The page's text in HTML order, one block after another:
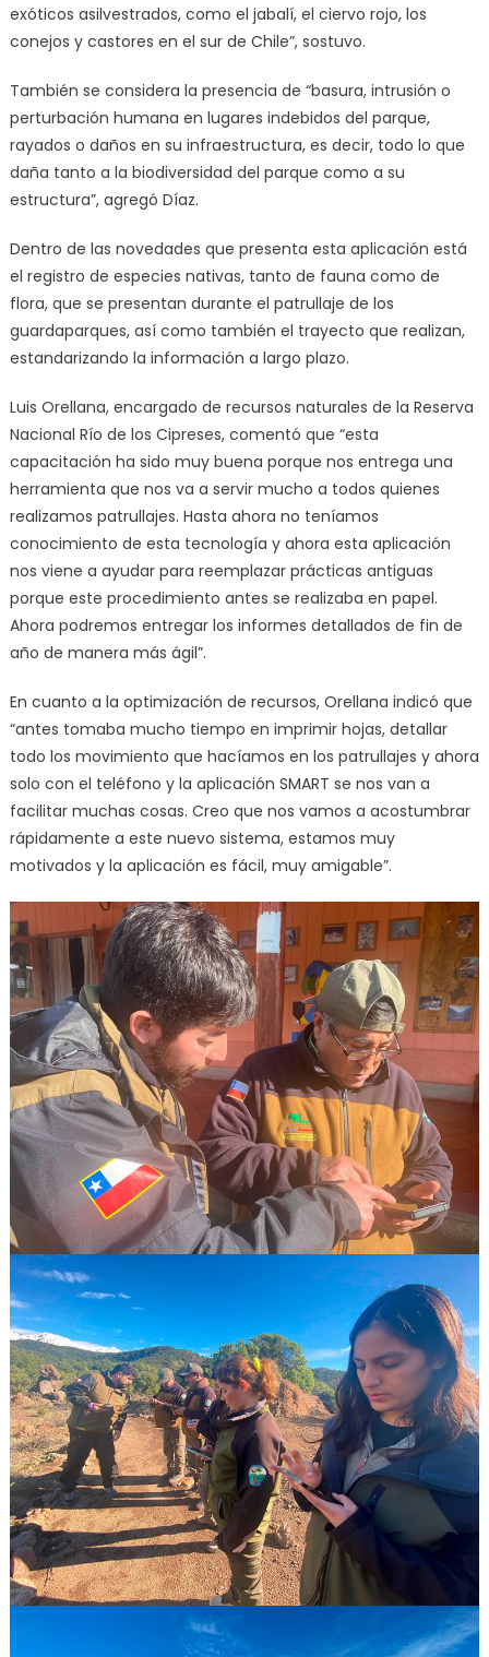
exóticos asilvestrados, como el jabalí, el ciervo rojo, los
conejos y castores en el sur de Chile”, sostuvo.
También se considera la presencia de “basura, intrusión o
perturbación humana en lugares indebidos del parque,
rayados o daños en su infraestructura, es decir, todo lo que
daña tanto a la biodiversidad del parque como a su
estructura”, agregó Díaz.
Dentro de las novedades que presenta esta aplicación está
el registro de especies nativas, tanto de fauna como de
flora, que se presentan durante el patrullaje de los
guardaparques, así como también el trayecto que realizan,
estandarizando la información a largo plazo.
Luis Orellana, encargado de recursos naturales de la Reserva
Nacional Río de los Cipreses, comentó que “esta
capacitación ha sido muy buena porque nos entrega una
herramienta que nos va a servir mucho a todos quienes
realizamos patrullajes. Hasta ahora no teníamos
conocimiento de esta tecnología y ahora esta aplicación
nos viene a ayudar para reemplazar prácticas antiguas
porque este procedimiento antes se realizaba en papel.
Ahora podremos entregar los informes detallados de fin de
año de manera más ágil”.
En cuanto a la optimización de recursos, Orellana indicó que
“antes tomaba mucho tiempo en imprimir hojas, detallar
todo los movimiento que hacíamos en los patrullajes y ahora
solo con el teléfono y la aplicación SMART se nos van a
facilitar muchas cosas. Creo que nos vamos a acostumbrar
rápidamente a este nuevo sistema, estamos muy
motivados y la aplicación es fácil, muy amigable”.